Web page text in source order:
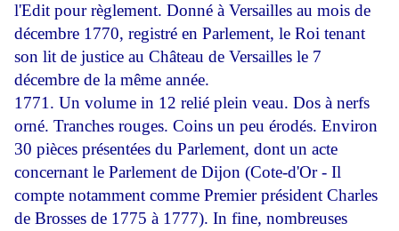
l'Edit pour règlement. Donné à Versailles au mois de
décembre 1770, registré en Parlement, le Roi tenant
son lit de justice au Château de Versailles le 7
décembre de la même année.
1771. Un volume in 12 relié plein veau. Dos à nerfs
orné. Tranches rouges. Coins un peu érodés. Environ
30 pièces présentées du Parlement, dont un acte
concernant le Parlement de Dijon (Cote-d'Or - Il
compte notamment comme Premier président Charles
de Brosses de 1775 à 1777). In fine, nombreuses